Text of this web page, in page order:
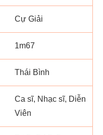
Cự Giải
1m67
Thái Bình
Ca sĩ, Nhạc sĩ, Diễn
Viên